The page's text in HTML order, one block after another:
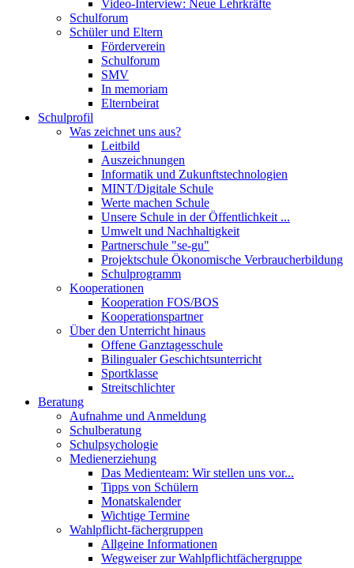
Video-Interview: Neue Lehrkräfte
Schulforum
Schüler und Eltern
Förderverein
Schulforum
SMV
In memoriam
Elternbeirat
Schulprofil
Was zeichnet uns aus?
Leitbild
Auszeichnungen
Informatik und Zukunftstechnologien
MINT/Digitale Schule
Werte machen Schule
Unsere Schule in der Öffentlichkeit ...
Umwelt und Nachhaltigkeit
Partnerschule "se-gu"
Projektschule Ökonomische Verbraucherbildung
Schulprogramm
Kooperationen
Kooperation FOS/BOS
Kooperationspartner
Über den Unterricht hinaus
Offene Ganztagesschule
Bilingualer Geschichtsunterricht
Sportklasse
Streitschlichter
Beratung
Aufnahme und Anmeldung
Schulberatung
Schulpsychologie
Medienerziehung
Das Medienteam: Wir stellen uns vor...
Tipps von Schülern
Monatskalender
Wichtige Termine
Wahlpflicht-fächergruppen
Allgeine Informationen
Wegweiser zur Wahlpflichtfächergruppe